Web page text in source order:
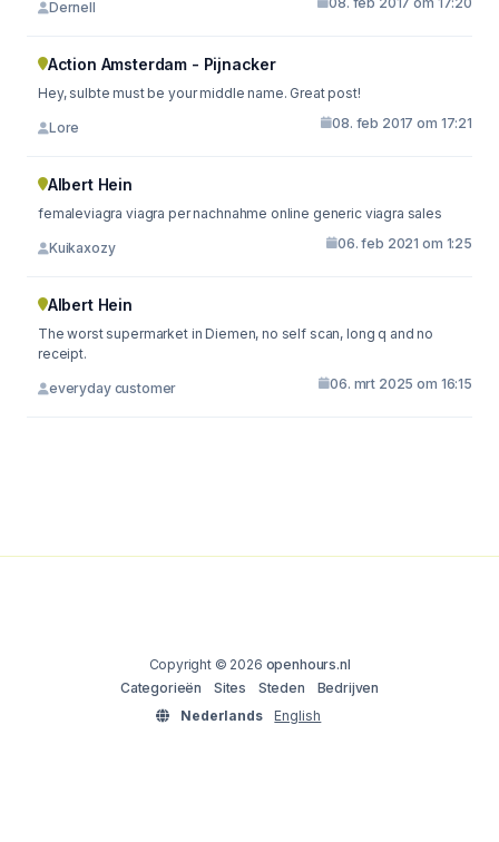
Dernell
Action Amsterdam - Pijnacker
Hey, sulbte must be your middle name. Great post!
Lore 08. feb 2017 om 17:21
Albert Hein
femaleviagra viagra per nachnahme online generic viagra sales
Kuikaxozy 06. feb 2021 om 1:25
Albert Hein
The worst supermarket in Diemen, no self scan, long q and no
receipt.
everyday customer 06. mrt 2025 om 16:15
Copyright © 2026 openhours.nl
Categorieën
Sites Steden
Bedrijven
Nederlands
English